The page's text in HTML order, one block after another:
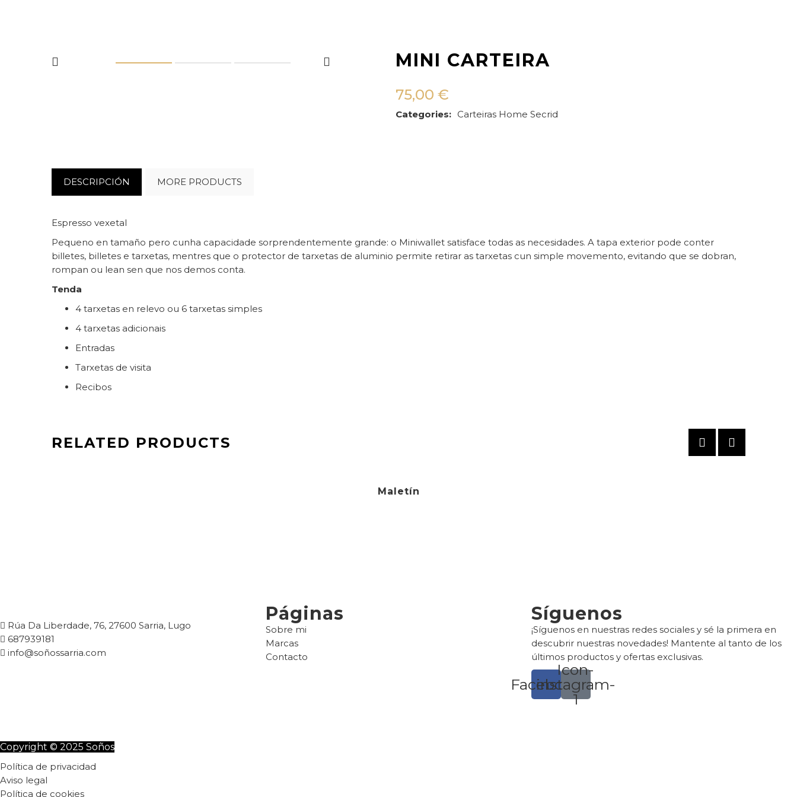
MINI CARTEIRA
75,00 €
Categories: Carteiras Home Secrid
DESCRIPCIÓN MORE PRODUCTS
Espresso vexetal
Pequeno en tamaño pero cunha capacidade sorprendentemente grande: o Miniwallet satisface todas as necesidades. A tapa exterior pode conter
billetes, billetes e tarxetas, mentres que o protector de tarxetas de aluminio permite retirar as tarxetas cun simple movemento, evitando que se dobran,
rompan ou lean sen que nos demos conta.
Tenda
4 tarxetas en relevo ou 6 tarxetas simples
4 tarxetas adicionais
Entradas
Tarxetas de visita
Recibos
RELATED PRODUCTS
Maletín
Rúa Da Liberdade, 76, 27600 Sarria, Lugo
687939181
info@soñossarria.com
Páginas
Sobre mi
Marcas
Contacto
Síguenos
¡Síguenos en nuestras redes sociales y sé la primera en
descubrir nuestras novedades! Mantente al tanto de los
últimos productos y ofertas exclusivas.
Facebook
Icon-
instagram-
1
Copyright © 2025 Soños
Política de privacidad
Aviso legal
Política de cookies